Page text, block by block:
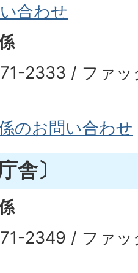
合わせ
2333 / ファ
のお問い合わせ
舎〕
2349 / ファ